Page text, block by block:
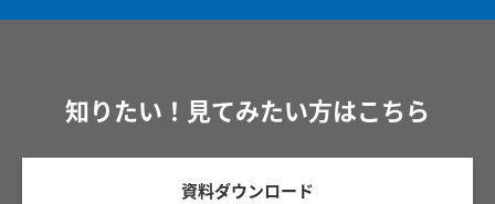
知りたい！見てみたい方はこちら
資料ダウンロード